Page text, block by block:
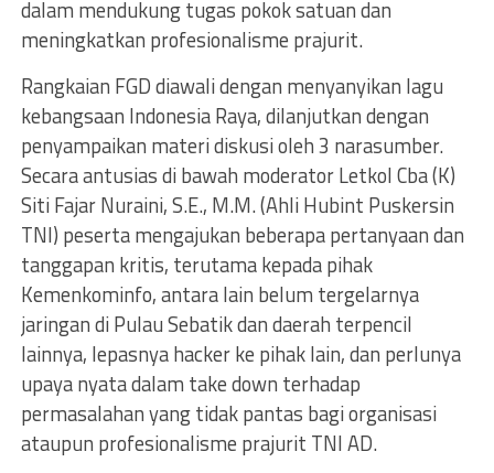
dalam mendukung tugas pokok satuan dan
meningkatkan profesionalisme prajurit.
Rangkaian FGD diawali dengan menyanyikan lagu
kebangsaan Indonesia Raya, dilanjutkan dengan
penyampaikan materi diskusi oleh 3 narasumber.
Secara antusias di bawah moderator Letkol Cba (K)
Siti Fajar Nuraini, S.E., M.M. (Ahli Hubint Puskersin
TNI) peserta mengajukan beberapa pertanyaan dan
tanggapan kritis, terutama kepada pihak
Kemenkominfo, antara lain belum tergelarnya
jaringan di Pulau Sebatik dan daerah terpencil
lainnya, lepasnya hacker ke pihak lain, dan perlunya
upaya nyata dalam take down terhadap
permasalahan yang tidak pantas bagi organisasi
ataupun profesionalisme prajurit TNI AD.